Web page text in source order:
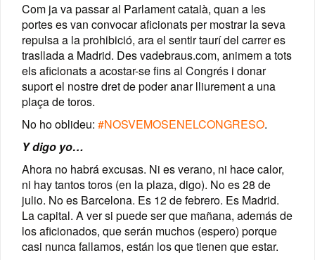
Com ja va passar al Parlament català, quan a les
portes es van convocar aficionats per mostrar la seva
repulsa a la prohibició, ara el sentir taurí del carrer es
trasllada a Madrid. Des vadebraus.com, animem a tots
els aficionats a acostar-se fins al Congrés i donar
suport el nostre dret de poder anar lliurement a una
plaça de toros.
No ho oblideu: #NOSVEMOSENELCONGRESO.
Y digo yo…
Ahora no habrá excusas. Ni es verano, ni hace calor,
ni hay tantos toros (en la plaza, digo). No es 28 de
julio. No es Barcelona. Es 12 de febrero. Es Madrid.
La capital. A ver si puede ser que mañana, además de
los aficionados, que serán muchos (espero) porque
casi nunca fallamos, están los que tienen que estar.